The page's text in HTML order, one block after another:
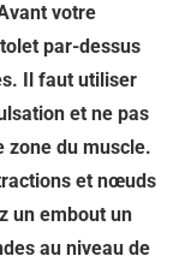
votre
par-dessus
Il faut utiliser
et ne pas
zone du muscle.
et nœuds
un embout un
au niveau de